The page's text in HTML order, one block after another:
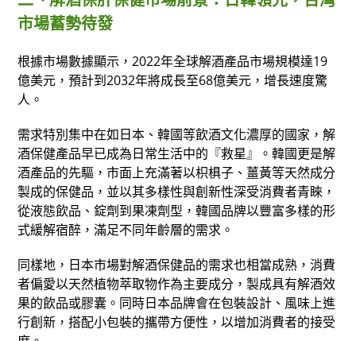
市場蓄勢待發
根據市場數據顯示，2022年全球解酒產品市場規模達19
億美元，預計到2032年將成長至68億美元，增長速度驚
人。
需求特別集中在如日本、韓國等飲酒文化濃厚的國家，解
酒保健產品早已成為日常生活中的『救星』。韓國更是解
酒產品的先驅，市面上充滿著以枳椇子、薑黃等天然成分
製成的保健品，並以其多樣性與創新性深受消費者青睞，
從液態飲品、錠劑到果凍劑型，韓國品牌以豐富多樣的形
式緩解宿醉，滿足不同年齡層的需求。
同樣地，日本市場對解酒保健品的需求也相當成熟，消費
者偏愛以天然植物萃取物作為主要成分，製成具有解酒效
果的飲品或膠囊。同時日本品牌會在包裝設計、風味上進
行創新，搭配小包裝的攜帶方便性，以增加消費者的接受